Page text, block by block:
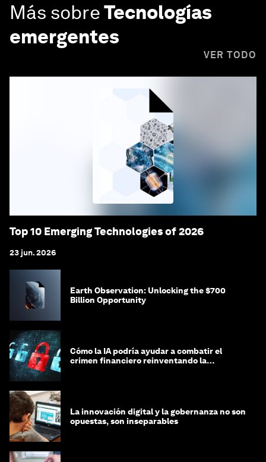
Más sobreTecnologías
emergentes
VER TODO
Top 10 Emerging Technologies of 2026
23 jun. 2026
Earth Observation: Unlocking the $700
Billion Opportunity
Cómo la IA podría ayudar a combatir el
crimen financiero reinventando la
La innovación digital y la gobernanza no son
opuestas, son inseparables